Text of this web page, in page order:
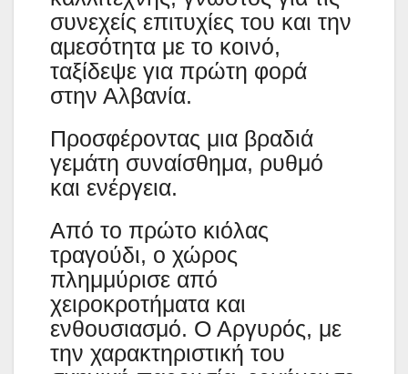
συνεχείς επιτυχίες του και την
αμεσότητα με το κοινό,
ταξίδεψε για πρώτη φορά
στην Αλβανία.
Προσφέροντας μια βραδιά
γεμάτη συναίσθημα, ρυθμό
και ενέργεια.
Από το πρώτο κιόλας
τραγούδι, ο χώρος
πλημμύρισε από
χειροκροτήματα και
ενθουσιασμό. Ο Αργυρός, με
την χαρακτηριστική του